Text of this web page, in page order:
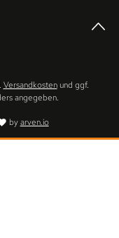
byarven.io
Versandkostenund ggf.
angegeben.